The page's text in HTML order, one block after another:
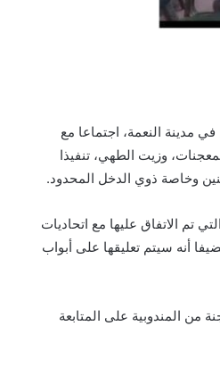
مدينة النعمة، اجتماعا مع
وزيت الطهي، تنفيذا
وخاصة ذوي الدخل المحدود.
تم الاتفاق عليها مع اتحاديات
أنه سيتم تعليقها على أبواب
المندوبية على المتابعة